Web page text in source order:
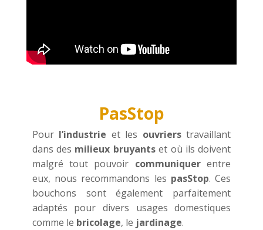
PasStop
Pour l’industrie et les ouvrierstravaillant
dans des milieux bruyantset où ils doivent
malgré tout pouvoir communiquerentre
eux, nous recommandons les pasStop. Ces
bouchons sont également parfaitement
adaptés pour divers usages domestiques
comme le bricolage, le jardinage.